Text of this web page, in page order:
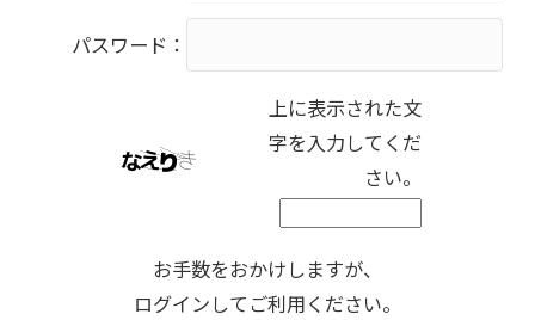
パスワード：
上に表示された文
字を入力してくだ
さい。
お手数をおかけしますが、
ログインしてご利用ください。